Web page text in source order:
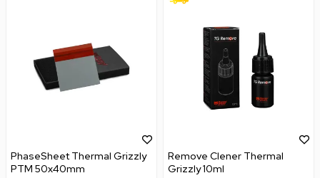
PhaseSheet Thermal Grizzly
PTM 50x40mm
Remove Clener Thermal
Grizzly 10ml